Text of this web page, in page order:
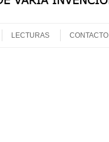
LECTURAS CONTACTO